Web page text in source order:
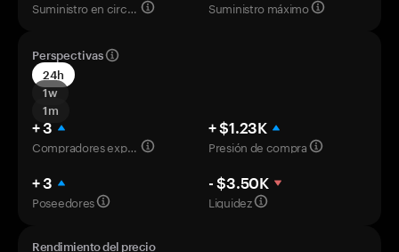
Suministro en circulación
Suministro máximo
Perspectivas
24h
1w
1m
+ 3
Compradores experimentados
+ $1.23K
Presión de compra
+ 3
Poseedores
- $3.50K
Liquidez
Rendimiento del precio